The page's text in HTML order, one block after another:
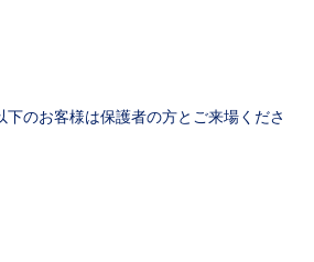
のお客様は保護者の方とご来場くださ